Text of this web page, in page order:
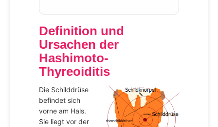
Definition und
Ursachen der
Hashimoto-
Thyreoiditis
Die Schilddrüse
befindet sich
vorne am Hals.
Sie liegt vor der